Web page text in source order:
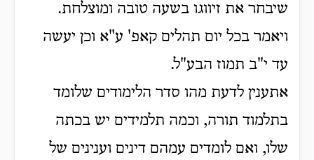
שיבחר את זיווגו בשעה טובה ומוצלחת.
ויאמר בכל יום תהלים קאפ' ע"א וכן יעשה
עד י"ב תמוז הבע"ל.
אתענין לדעת מהו סדר הלימודים שלומד
בתלמוד תורה, וכמה תלמידים יש בכתה
שלו, ואם לומדים עמהם דינים וענינים של